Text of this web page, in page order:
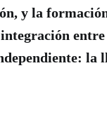
y la
la